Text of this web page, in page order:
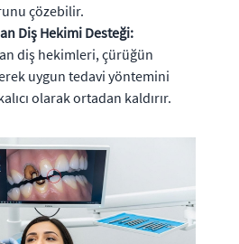
çözebilir.
Diş Hekimi Desteği:
diş hekimleri, çürüğün
uygun tedavi yöntemini
olarak ortadan kaldırır.